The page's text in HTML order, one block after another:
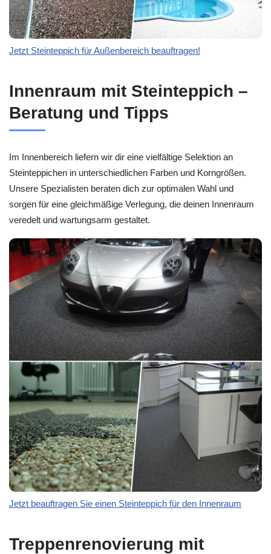
Jetzt Steinteppich für Außenbereich beauftragen!
Innenraum mit Steinteppich –
Beratung und Tipps
Im Innenbereich liefern wir dir eine vielfältige Selektion an
Steinteppichen in unterschiedlichen Farben und Korngrößen.
Unsere Spezialisten beraten dich zur optimalen Wahl und
sorgen für eine gleichmäßige Verlegung, die deinen Innenraum
veredelt und wartungsarm gestaltet.
Jetzt beauftragen Sie einen Steinteppich für den Innenraum
Treppenrenovierung mit